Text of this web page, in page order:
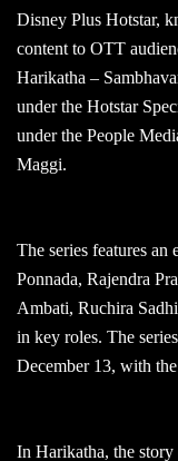
Disney Plus Hotstar,
content to OTT
Harikatha –
under the Hotstar
under the People
Maggi.
The series features
Ponnada, Rajendra
Ambati, Ruchira
in key roles. The
December 13, with
In Harikatha, the